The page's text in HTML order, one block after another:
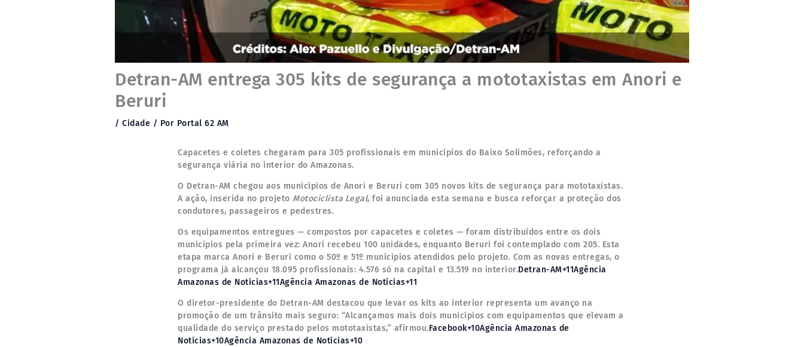
Detran-AM entrega 305 kits de segurança a mototaxistas em Anori e
Beruri
/ Cidade / Por Portal 62 AM
Capacetes e coletes chegaram para 305 profissionais em municípios do Baixo Solimões, reforçando a
segurança viária no interior do Amazonas.
O Detran-AM chegou aos municípios de Anori e Beruri com 305 novos kits de segurança para mototaxistas.
A ação, inserida no projeto Motociclista Legal, foi anunciada esta semana e busca reforçar a proteção dos
condutores, passageiros e pedestres.
Os equipamentos entregues — compostos por capacetes e coletes — foram distribuídos entre os dois
municípios pela primeira vez: Anori recebeu 100 unidades, enquanto Beruri foi contemplado com 205. Esta
etapa marca Anori e Beruri como o 50º e 51º municípios atendidos pelo projeto. Com as novas entregas, o
programa já alcançou 18.095 profissionais: 4.576 só na capital e 13.519 no interior.Detran-AM+11Agência
Amazonas de Notícias+11Agência Amazonas de Notícias+11
O diretor-presidente do Detran-AM destacou que levar os kits ao interior representa um avanço na
promoção de um trânsito mais seguro: “Alcançamos mais dois municípios com equipamentos que elevam a
qualidade do serviço prestado pelos mototaxistas,” afirmou.Facebook+10Agência Amazonas de
Notícias+10Agência Amazonas de Notícias+10